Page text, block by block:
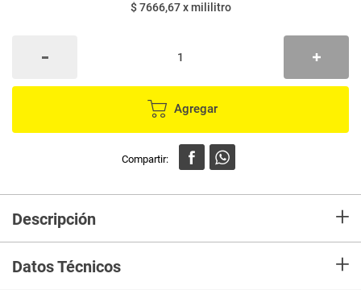
$ 7666,67xmililitro
Agregar
Descripción +
transfiere y es aprueba de besos Labial liquido resist colección latin flow
para que expreses tu flow latino, con acabado 100% mate y hasta 14
Datos Técnicos +